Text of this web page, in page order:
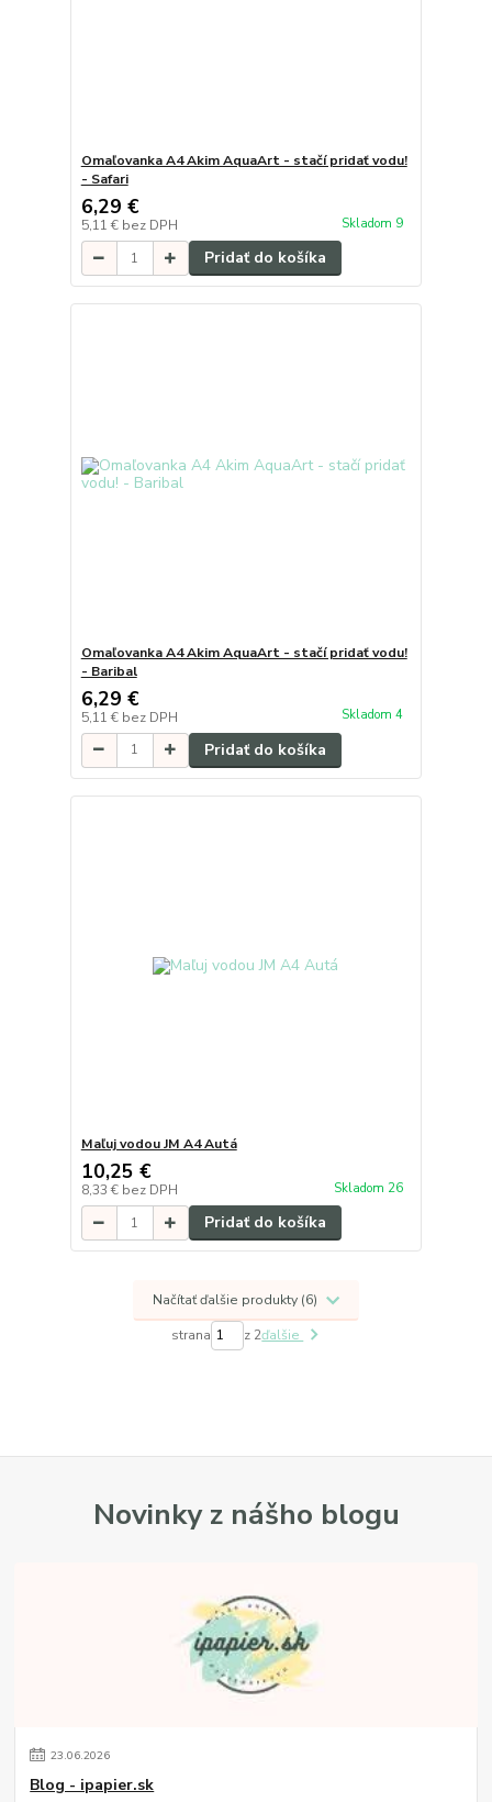
Omaľovanka A4 Akim AquaArt - stačí pridať vodu!
- Safari
6,29 €
5,11 € bez DPH Skladom 9
Pridať do košíka
Omaľovanka A4 Akim AquaArt - stačí pridať vodu!
- Baribal
6,29 €
5,11 € bez DPH Skladom 4
Pridať do košíka
Maľuj vodou JM A4 Autá
10,25 €
8,33 € bez DPH Skladom 26
Pridať do košíka
Načítať ďalšie produkty (6)
strana z 2ďalšie
Novinky z nášho blogu
23.06.2026
Blog - ipapier.sk